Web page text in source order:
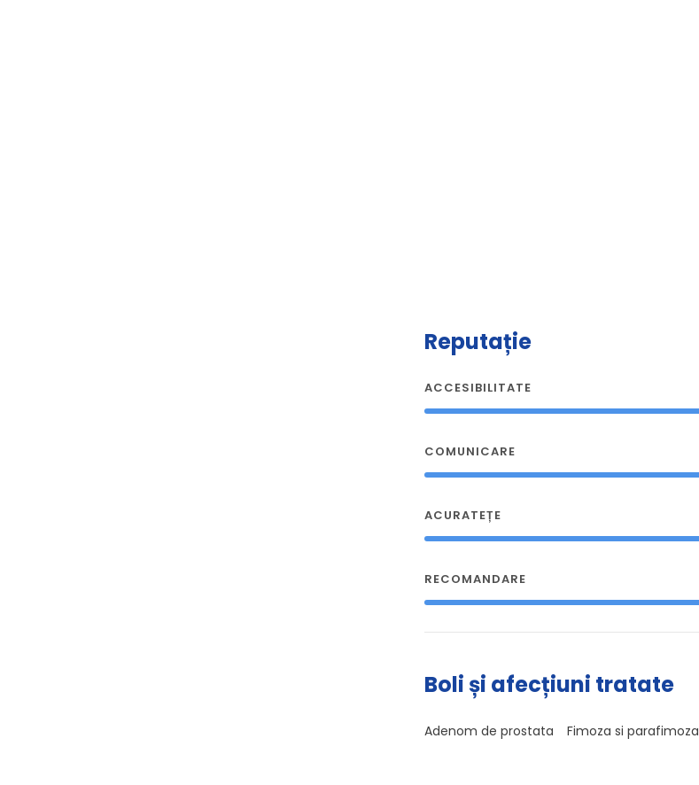
Reputație
ACCESIBILITATE
COMUNICARE
ACURATEȚE
RECOMANDARE
Boli și afecțiuni tratate
Adenom de prostata Fimoza si parafimoza